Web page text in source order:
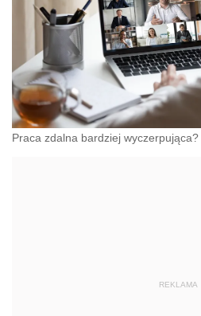
Praca zdalna bardziej wyczerpująca?